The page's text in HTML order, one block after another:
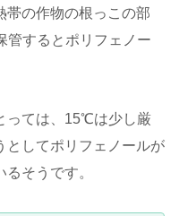
帯の作物の根っこの部
するとポリフェノー
っては、15℃は少し厳
としてポリフェノールが
そうです。